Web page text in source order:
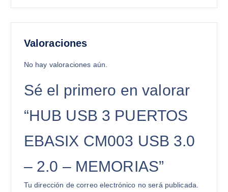
Valoraciones
No hay valoraciones aún.
Sé el primero en valorar
“HUB USB 3 PUERTOS
EBASIX CM003 USB 3.0
– 2.0 – MEMORIAS”
Tu dirección de correo electrónico no será publicada.